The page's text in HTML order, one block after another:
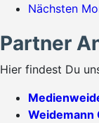
Nächsten
Partner
Hier findest Du
Weidemann